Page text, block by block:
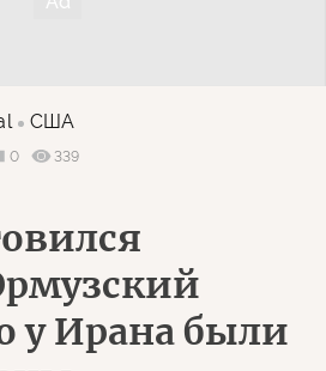
США
0
339
у Ирана были